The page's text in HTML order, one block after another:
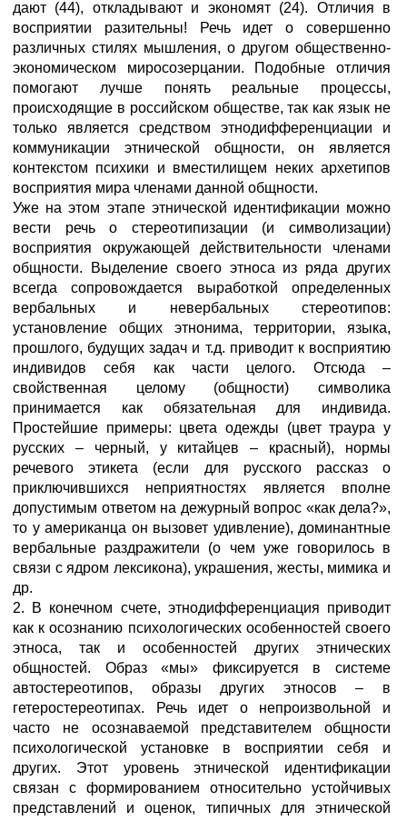
дают (44), откладывают и экономят (24). Отличия в
восприятии разительны! Речь идет о совершенно
различных стилях мышления, о другом общественно-
экономическом миросозерцании. Подобные отличия
помогают лучше понять реальные процессы,
происходящие в российском обществе, так как язык не
только является средством этнодифференциации и
коммуникации этнической общности, он является
контекстом психики и вместилищем неких архетипов
восприятия мира членами данной общности.
Уже на этом этапе этнической идентификации можно
вести речь о стереотипизации (и символизации)
восприятия окружающей действительности членами
общности. Выделение своего этноса из ряда других
всегда сопровождается выработкой определенных
вербальных и невербальных стереотипов:
установление общих этнонима, территории, языка,
прошлого, будущих задач и т.д. приводит к восприятию
индивидов себя как части целого. Отсюда –
свойственная целому (общности) символика
принимается как обязательная для индивида.
Простейшие примеры: цвета одежды (цвет траура у
русских – черный, у китайцев – красный), нормы
речевого этикета (если для русского рассказ о
приключившихся неприятностях является вполне
допустимым ответом на дежурный вопрос «как дела?»,
то у американца он вызовет удивление), доминантные
вербальные раздражители (о чем уже говорилось в
связи с ядром лексикона), украшения, жесты, мимика и
др.
2. В конечном счете, этнодифференциация приводит
как к осознанию психологических особенностей своего
этноса, так и особенностей других этнических
общностей. Образ «мы» фиксируется в системе
автостереотипов, образы других этносов – в
гетеростереотипах. Речь идет о непроизвольной и
часто не осознаваемой представителем общности
психологической установке в восприятии себя и
других. Этот уровень этнической идентификации
связан с формированием относительно устойчивых
представлений и оценок, типичных для этнической